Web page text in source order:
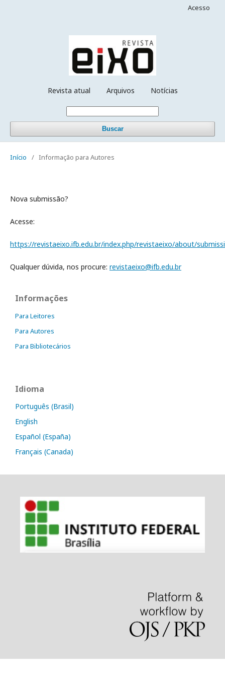
Revista atual Arquivos Notícias
Buscar
Acesso
Início / Informação para Autores
Nova submissão?
Acesse:
https://revistaeixo.ifb.edu.br/index.php/revistaeixo/about/
Qualquer dúvida, nos procure: revistaeixo@ifb.edu.br
Informações
Para Leitores
Para Autores
Para Bibliotecários
Idioma
Português (Brasil)
English
Español (España)
Français (Canada)